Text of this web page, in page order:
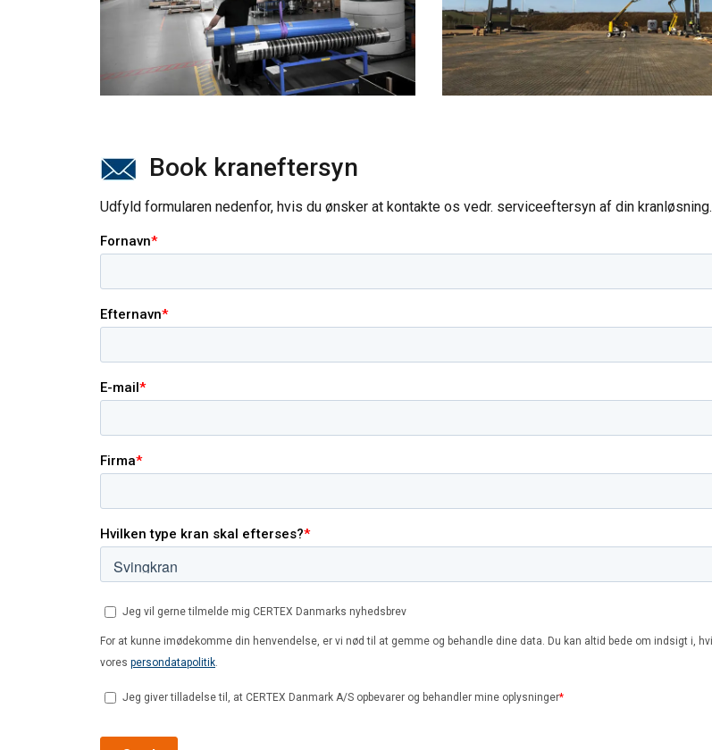
Book kraneftersyn
Udfyld formularen nedenfor, hvis du ønsker at kontakte os vedr. serviceeftersyn af din kranløsning.